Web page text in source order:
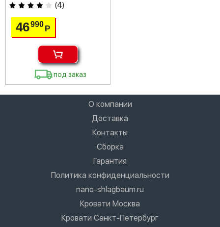
(4)
46990Р
под заказ
О компании
Доставка
Контакты
Сборка
Гарантия
Политика конфиденциальности
nano-shlagbaum.ru
Кровати Москва
Кровати Санкт-Петербург